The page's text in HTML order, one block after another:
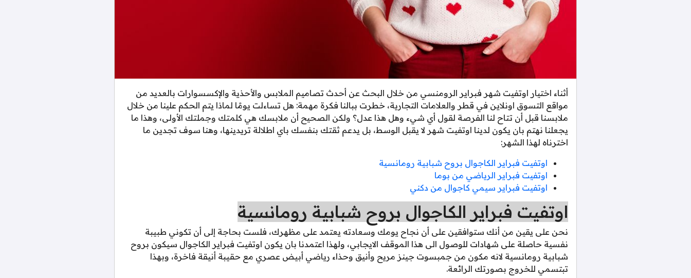
أثناء اختيار اوتفيت شهر فبراير الرومنسي من خلال البحث عن أحدث تصاميم الملابس والأحذية والإكسسوارات بالعديد من
مواقع التسوق اونلاين في قطر والعلامات التجارية، خطرت ببالنا فكرة مهمة: هل تساءلت يومًا لماذا يتم الحكم علينا من خلال
ملابسنا قبل أن تتاح لنا الفرصة لقول أي شيء وهل هذا عدل؟ ولكن الصحيح أن ملابسك هي كلمتك وجملتك الأولى، وهذا ما
يجعلنا نهتم بان يكون لدينا اوتفيت شهر لا يقبل الوسط، بل يدعم ثقتك بنفسك باي اطلالة تريدينها، وهنا سوف تجدين ما
اخترناه لهذا الشهر:
اوتفيت فبراير الكاجوال بروح شبابية رومانسية
اوتفيت فبراير الرياضي من بوما
اوتفيت فبراير سيمي كاجوال من دكني
اوتفيت فبراير الكاجوال بروح شبابية رومانسية
نحن على يقين من أنك ستوافقين على أن نجاح يومك وسعادته يعتمد على مظهرك، فلست بحاجة إلى أن تكوني طبيبة
نفسية حاصلة على شهادات للوصول الى هذا الموقف الايجابي، ولهذا اعتمدنا بان يكون اوتفيت فبراير الكاجوال سيكون بروح
شبابية رومانسية لانه مكون من جمبسوت جينز مريح وأنيق وحذاء رياضي أبيض عصري مع حقيبة أنيقة فاخرة، وبهذا
تبتسمي للخروج بصورتك الرائعة.